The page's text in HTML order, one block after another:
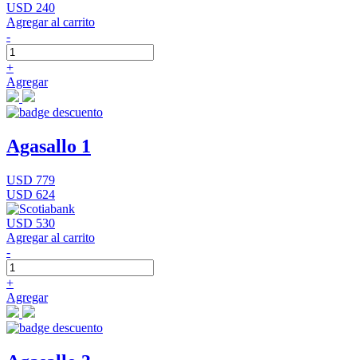
USD 240
Agregar al carrito
-
+
Agregar
Agasallo 1
USD 779
USD 624
USD 530
Agregar al carrito
-
+
Agregar